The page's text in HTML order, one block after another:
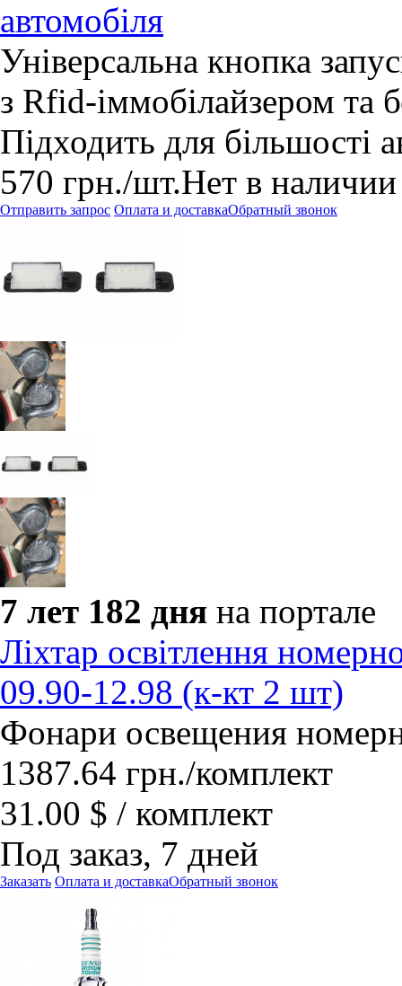
автомобіля
Універсальна кнопка
з Rfid-іммобілайзером та
Підходить для більшості
570 грн./шт.Нет в наличии
Отправить запрос Оплата и доставкаОбратный звонок
7 лет 182 дня на портале
Ліхтар освітлення
09.90-12.98 (к-кт 2 шт)
Фонари освещения
1387.64 грн./комплект
31.00 $ / комплект
Под заказ, 7 дней
Заказать Оплата и доставкаОбратный звонок